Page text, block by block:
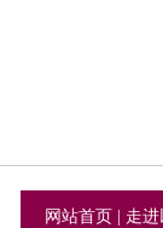
网站首页 走